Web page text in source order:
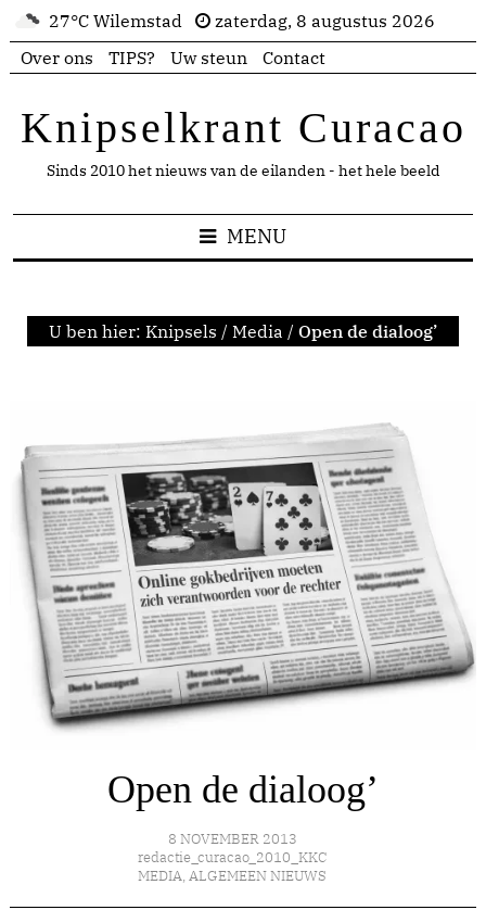
27°C Wilemstad
zaterdag, 8 augustus 2026
Over ons
TIPS? Uw steun Contact
Knipselkrant Curacao
Sinds 2010 het nieuws van de eilanden - het hele beeld
MENU
U ben hier: Knipsels / Media / Open de dialoog’
Open de dialoog’
8 NOVEMBER 2013
redactie_curacao_2010_KKC
MEDIA, ALGEMEEN NIEUWS